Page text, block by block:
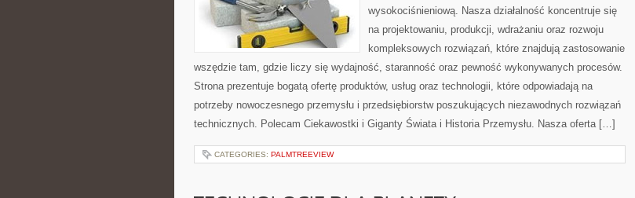
wysokociśnieniową. Nasza działalność koncentruje się
na projektowaniu, produkcji, wdrażaniu oraz rozwoju
kompleksowych rozwiązań, które znajdują zastosowanie
wszędzie tam, gdzie liczy się wydajność, staranność oraz pewność wykonywanych procesów.
Strona prezentuje bogatą ofertę produktów, usług oraz technologii, które odpowiadają na
potrzeby nowoczesnego przemysłu i przedsiębiorstw poszukujących niezawodnych rozwiązań
technicznych. Polecam Ciekawostki i Giganty Świata i Historia Przemysłu. Nasza oferta […]
CATEGORIES: PALMTREEVIEW